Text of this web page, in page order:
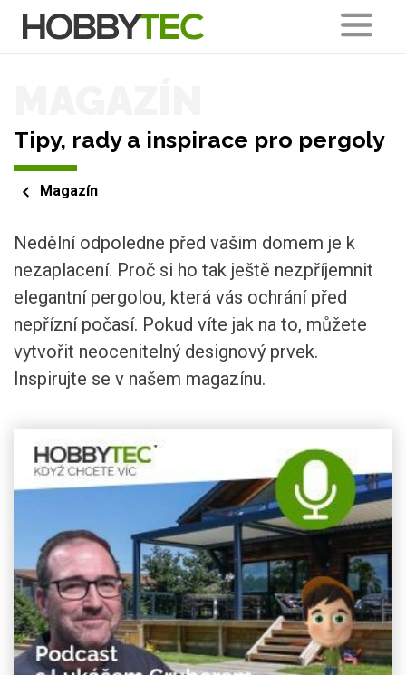
Tipy, rady a inspirace pro pergoly
Magazín
Nedělní odpoledne před vašim domem je k
nezaplacení. Proč si ho tak ještě nezpříjemnit
elegantní pergolou, která vás ochrání před
nepřízní počasí. Pokud víte jak na to, můžete
vytvořit neocenitelný designový prvek.
Inspirujte se v našem magazínu.